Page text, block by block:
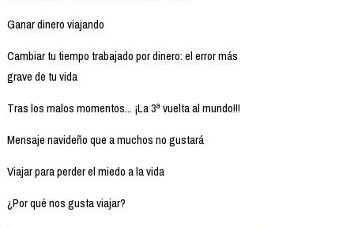
Ganar dinero viajando
Cambiar tu tiempo trabajado por dinero: el error más
grave de tu vida
Tras los malos momentos... ¡La 3ª vuelta al mundo!!!
Mensaje navideño que a muchos no gustará
Viajar para perder el miedo a la vida
¿Por qué nos gusta viajar?